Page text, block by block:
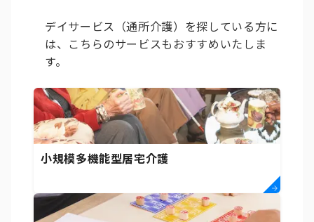
デイサービス（通所介護）を探している方に
は、こちらのサービスもおすすめいたしま
す。
小規模多機能型居宅介護